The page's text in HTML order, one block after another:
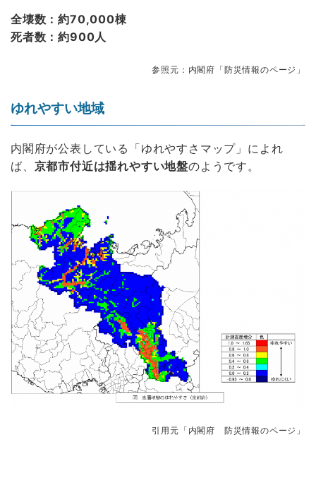
全壊数：約70,000棟
死者数：約900人
参照元：内閣府「防災情報のページ」
ゆれやすい地域
内閣府が公表している「ゆれやすさマップ」によれ
ば、 京都市付近は揺れやすい地盤のようです。
引用元「内閣府 防災情報のページ」